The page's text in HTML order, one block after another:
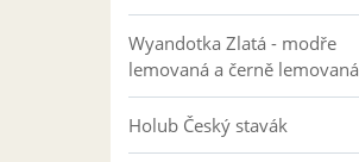
Wyandotka Zlatá - modře
lemovaná a černě lemovaná
Holub Český stavák